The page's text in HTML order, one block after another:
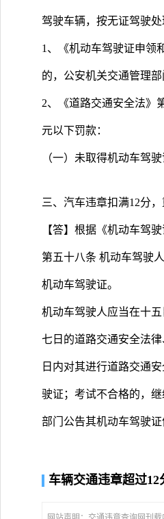
驾驶车辆，按无证驾驶处
1、《机动车驾驶证申领
的，公安机关交通管理
2、《道路交通安全法》
元以下罚款：
（一）未取得机动车驾
三、汽车违章扣满12分
【答】根据《机动车驾
第五十八条 机动车驾驶
机动车驾驶证。
机动车驾驶人应当在十
七日的道路交通安全法
日内对其进行道路交通
驶证；考试不合格的，
部门公告其机动车驾驶证
车辆交通违章超过